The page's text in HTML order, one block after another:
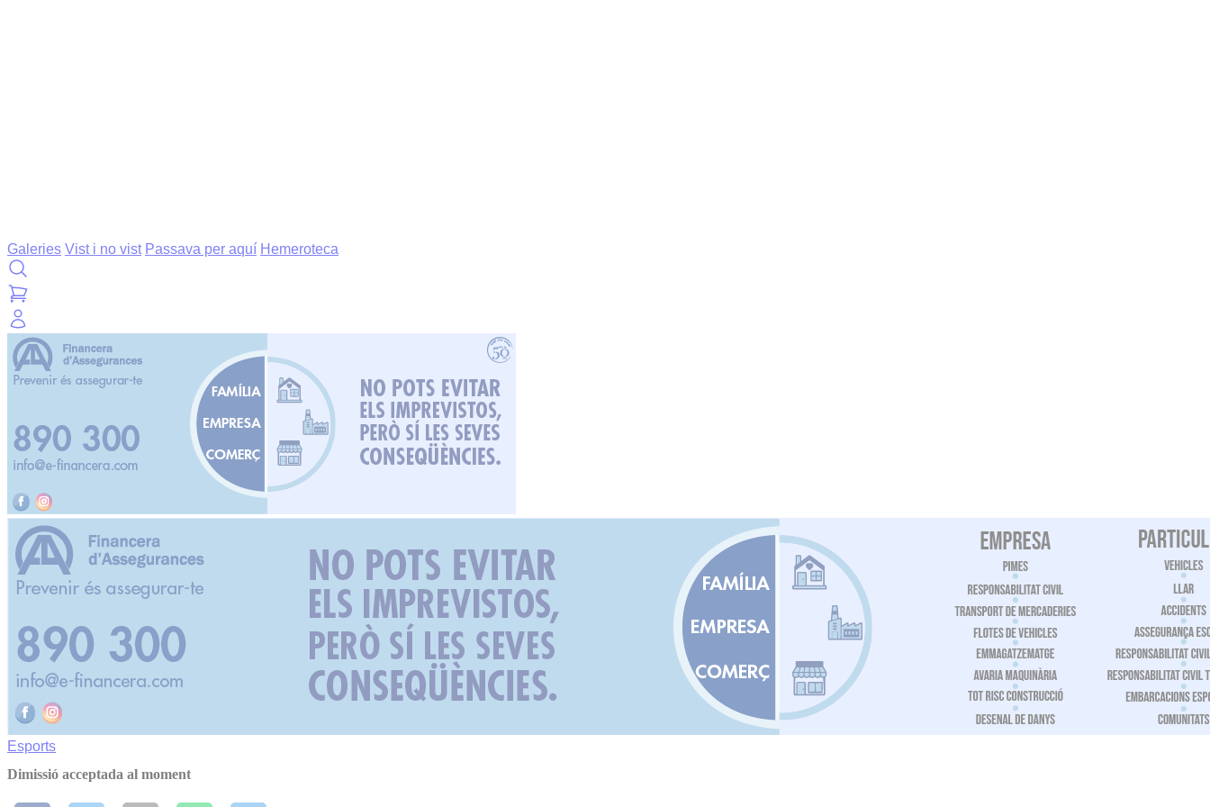
Galeries Vist i no vist Passava per aquí Hemeroteca
Esports
Dimissió acceptada al moment